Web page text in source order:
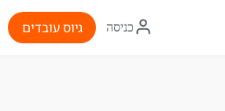
איקון
התחברות
כניסה גיוס עובדים